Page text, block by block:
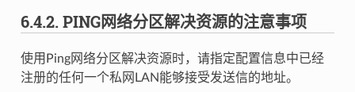
6.4.2. PING网络分区解决资源的注意事项
使用Ping网络分区解决资源时，请指定配置信息中已经
注册的任何一个私网LAN能够接受发送信的地址。